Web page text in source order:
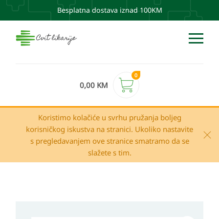
Besplatna dostava iznad 100KM
0,00 KM
0
Koristimo kolačiće u svrhu pružanja boljeg
korisničkog iskustva na stranici. Ukoliko nastavite
s pregledavanjem ove stranice smatramo da se
slažete s tim.